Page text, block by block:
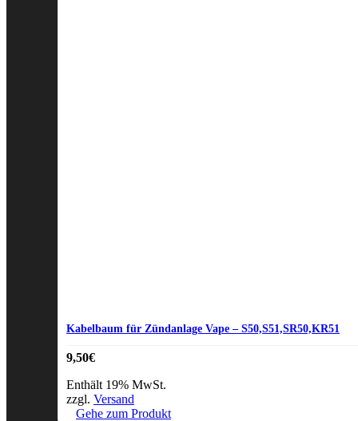
Kabelbaum für Zündanlage Vape – S50,S51,SR50,KR51
9,50€
Enthält 19% MwSt.
zzgl. Versand
Gehe zum Produkt